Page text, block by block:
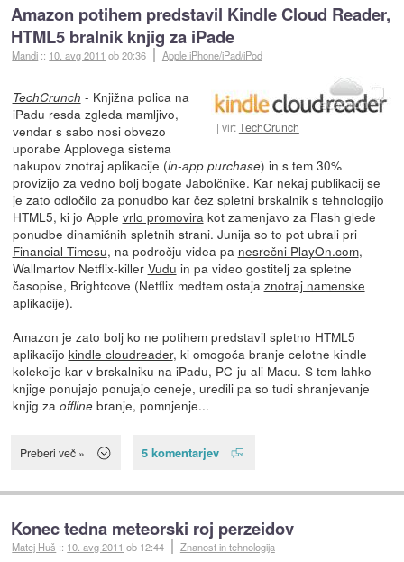
Amazon potihem predstavil Kindle Cloud Reader,
HTML5 bralnik knjig za iPade
Mandi :: 10. avg 2011 ob 20:36 Apple iPhone/iPad/iPod
vir:TechCrunch
TechCrunch - Knjižna polica na
iPadu resda zgleda mamljivo,
vendar s sabo nosi obvezo
uporabe Applovega sistema
nakupov znotraj aplikacije (in-app purchase) in s tem 30%
provizijo za vedno bolj bogate Jabolčnike. Kar nekaj publikacij se
je zato odločilo za ponudbo kar čez spletni brskalnik s tehnologijo
HTML5, ki jo Apple vrlo promovira kot zamenjavo za Flash glede
ponudbe dinamičnih spletnih strani. Junija so to pot ubrali pri
Financial Timesu, na področju videa pa nesrečni PlayOn.com,
Wallmartov Netflix-killer Vudu in pa video gostitelj za spletne
časopise, Brightcove (Netflix medtem ostaja znotraj namenske
aplikacije).
Amazon je zato bolj ko ne potihem predstavil spletno HTML5
aplikacijo kindle cloudreader, ki omogoča branje celotne kindle
kolekcije kar v brskalniku na iPadu, PC-ju ali Macu. S tem lahko
knjige ponujajo ponujajo ceneje, uredili pa so tudi shranjevanje
knjig za offlinebranje, pomnjenje...
Preberi več » 5 komentarjev
Konec tedna meteorski roj perzeidov
Matej Huš :: 10. avg 2011 ob 12:44 Znanost in tehnologija